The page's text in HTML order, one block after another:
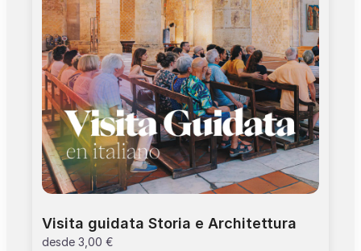
Prin (entrance by church), Toulouse > Guided
tour lasts: 01 hour > Suitable from 12 years old
>The price includes the access to the
monument
Visita guidata Storia e Architettura
desde 3,00 €